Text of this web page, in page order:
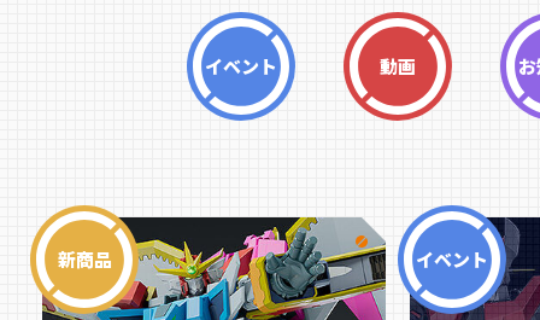
イベント 動画
新商品 イベント